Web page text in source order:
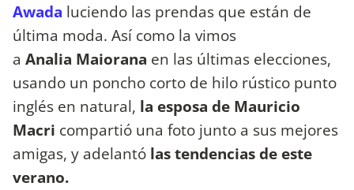
Awada luciendo las prendas que están de
última moda. Así como la vimos
a Analia Maiorana en las últimas elecciones,
usando un poncho corto de hilo rústico punto
inglés en natural, la esposa de Mauricio
Macri compartió una foto junto a sus mejores
amigas, y adelantó las tendencias de este
verano.